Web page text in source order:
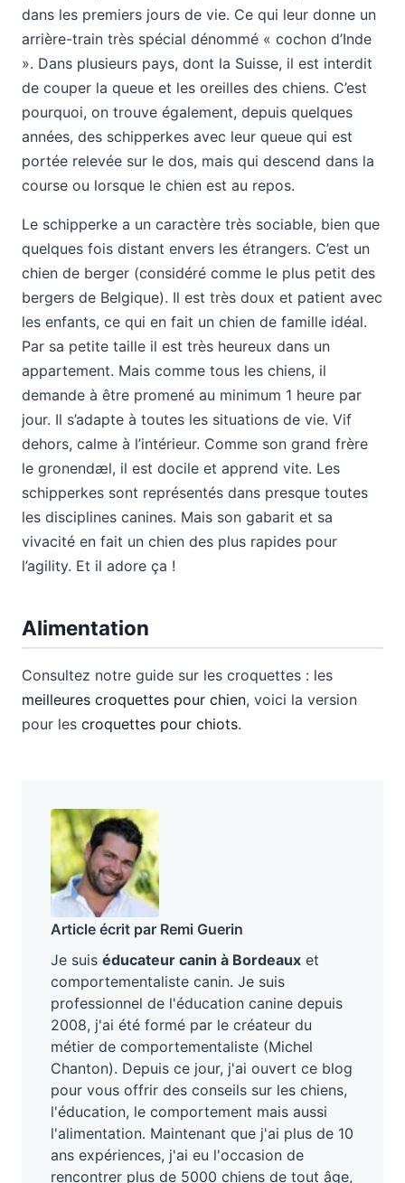
dans les premiers jours de vie. Ce qui leur donne un
arrière-train très spécial dénommé « cochon d’Inde
». Dans plusieurs pays, dont la Suisse, il est interdit
de couper la queue et les oreilles des chiens. C’est
pourquoi, on trouve également, depuis quelques
années, des schipperkes avec leur queue qui est
portée relevée sur le dos, mais qui descend dans la
course ou lorsque le chien est au repos.
Le schipperke a un caractère très sociable, bien que
quelques fois distant envers les étrangers. C’est un
chien de berger (considéré comme le plus petit des
bergers de Belgique). Il est très doux et patient avec
les enfants, ce qui en fait un chien de famille idéal.
Par sa petite taille il est très heureux dans un
appartement. Mais comme tous les chiens, il
demande à être promené au minimum 1 heure par
jour. Il s’adapte à toutes les situations de vie. Vif
dehors, calme à l’intérieur. Comme son grand frère
le gronendæl, il est docile et apprend vite. Les
schipperkes sont représentés dans presque toutes
les disciplines canines. Mais son gabarit et sa
vivacité en fait un chien des plus rapides pour
l’agility. Et il adore ça !
Alimentation
Consultez notre guide sur les croquettes : les
meilleures croquettes pour chien, voici la version
pour les croquettes pour chiots.
Article écrit par Remi Guerin
Je suis éducateur canin à Bordeaux et
comportementaliste canin. Je suis
professionnel de l'éducation canine depuis
2008, j'ai été formé par le créateur du
métier de comportementaliste (Michel
Chanton). Depuis ce jour, j'ai ouvert ce blog
pour vous offrir des conseils sur les chiens,
l'éducation, le comportement mais aussi
l'alimentation. Maintenant que j'ai plus de 10
ans expériences, j'ai eu l'occasion de
rencontrer plus de 5000 chiens de tout âge,